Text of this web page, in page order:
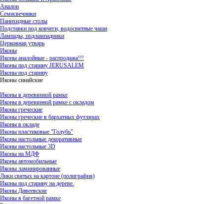
Аналои
Семисвечники
Панихидные столы
Подставки под ковчеги, водосвятные чаши
Лампады, подлампадники
Церковная утварь
Иконы
Иконы аналойные - распродажа!!!
Иконы под старину JERUSALEM
Иконы под старину
Иконы синайские
Иконы в деревянной рамке
Иконы в деревянной рамке с окладом
Иконы греческие
Иконы греческие в бархатных футлярах
Иконы в окладе
Иконы пластиковые "Голубь"
Иконы настольные декоративные
Иконы настольные 3D
Иконы на МДФ
Иконы автомобильные
Иконы ламинированные
Лики святых на картоне (полиграфия)
Иконы под старину на дереве.
Иконы Дивеевские
Иконы в багетной рамке